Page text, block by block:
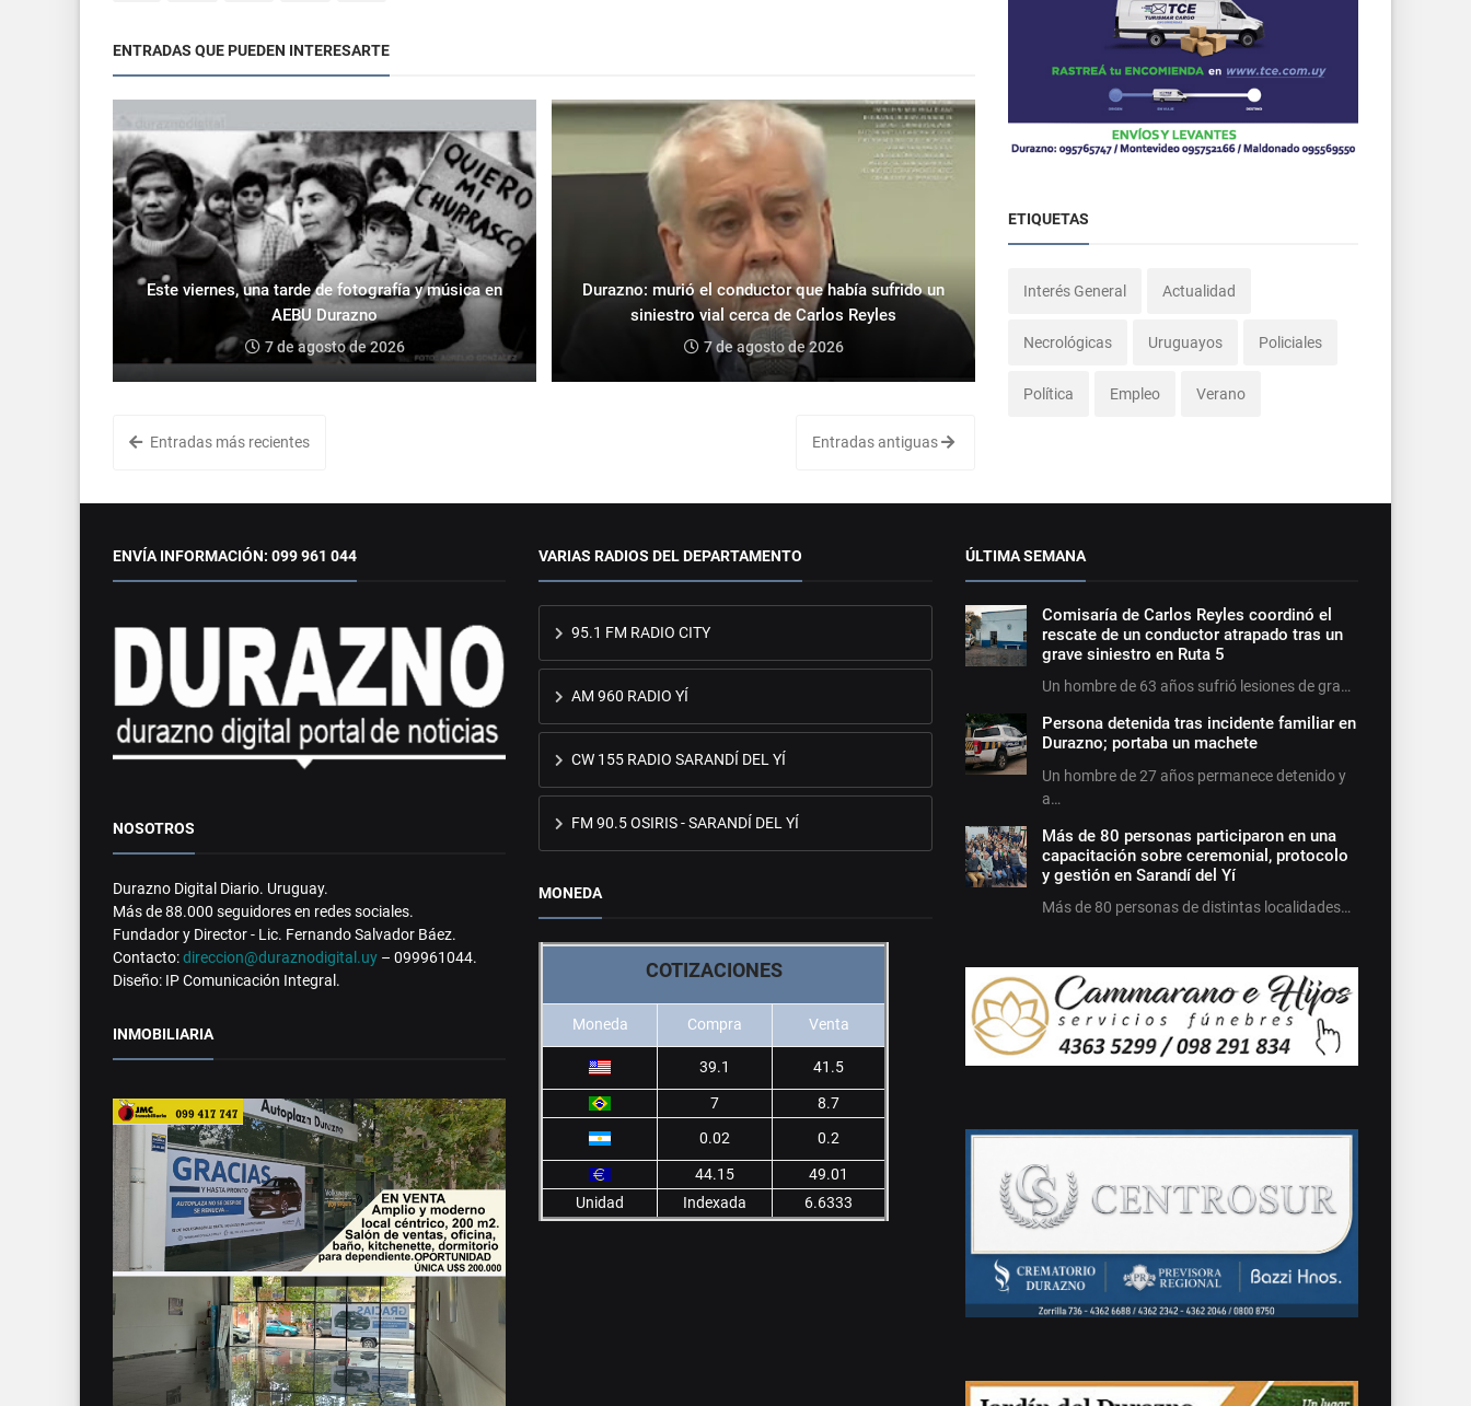
ENTRADAS QUE PUEDEN INTERESARTE
Este viernes, una tarde de fotografía y música en
AEBU Durazno
7 de agosto de 2026
Durazno: murió el conductor que había sufrido un
siniestro vial cerca de Carlos Reyles
7 de agosto de 2026
Entradas más recientes Entradas antiguas
ETIQUETAS
Interés General Actualidad
Necrológicas Uruguayos Policiales
Política Empleo Verano
ENVÍA INFORMACIÓN: 099 961 044
NOSOTROS
Durazno Digital Diario. Uruguay.
Más de 88.000 seguidores en redes sociales.
Fundador y Director - Lic. Fernando Salvador Báez.
Contacto:direccion@duraznodigital.uy – 099961044.
Diseño: IP Comunicación Integral.
INMOBILIARIA
VARIAS RADIOS DEL DEPARTAMENTO
95.1 FM RADIO CITY
AM 960 RADIO YÍ
CW 155 RADIO SARANDÍ DEL YÍ
FM 90.5 OSIRIS - SARANDÍ DEL YÍ
MONEDA
COTIZACIONES
Moneda Compra Venta
39.1 41.5
7
8.7
0.02
0.2
44.15
49.01
Unidad
Indexada 6.6333
ÚLTIMA SEMANA
Comisaría de Carlos Reyles coordinó el
rescate de un conductor atrapado tras un
grave siniestro en Ruta 5
Un hombre de 63 años sufrió lesiones de gra…
Persona detenida tras incidente familiar en
Durazno; portaba un machete
Un hombre de 27 años permanece detenido y
a…
Más de 80 personas participaron en una
capacitación sobre ceremonial, protocolo
y gestión en Sarandí del Yí
Más de 80 personas de distintas localidades…